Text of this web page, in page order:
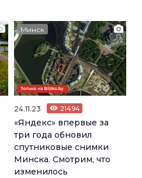
Минск
24.11.23 21494
«Яндекс» впервые за
три года обновил
спутниковые снимки
Минска. Смотрим, что
изменилось